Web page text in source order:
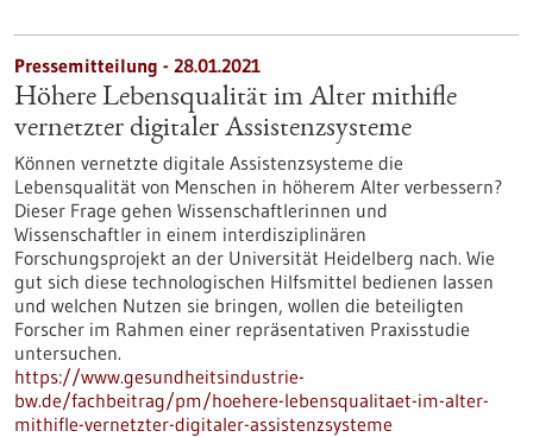
Pressemitteilung - 28.01.2021
Höhere Lebensqualität im Alter mithifle
vernetzter digitaler Assistenzsysteme
Können vernetzte digitale Assistenzsysteme die
Lebensqualität von Menschen in höherem Alter verbessern?
Dieser Frage gehen Wissenschaftlerinnen und
Wissenschaftler in einem interdisziplinären
Forschungsprojekt an der Universität Heidelberg nach. Wie
gut sich diese technologischen Hilfsmittel bedienen lassen
und welchen Nutzen sie bringen, wollen die beteiligten
Forscher im Rahmen einer repräsentativen Praxisstudie
untersuchen.
https://www.gesundheitsindustrie-
bw.de/fachbeitrag/pm/hoehere-lebensqualitaet-im-alter-
mithifle-vernetzter-digitaler-assistenzsysteme